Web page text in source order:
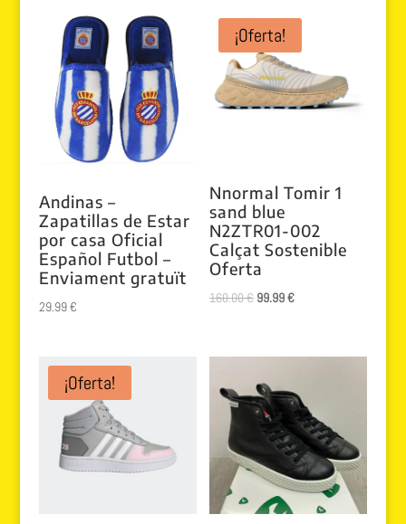
era:
160.00 €.99.99 €.
Andinas –
Zapatillas de Estar
por casa Oficial
Español Futbol –
Enviament gratuït
29.99€
¡Oferta!
Nnormal Tomir 1
sand blue
N2ZTR01-002
Calçat Sostenible
Oferta
160.00€ El
160.00 €.
99.99€El
99.99 €.
¡Oferta!